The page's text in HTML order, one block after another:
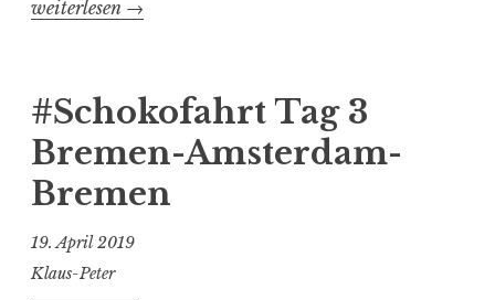
„#Schokofahrt
Bremen-
Amsterdam-
Bremen“
weiterlesen →
#Schokofahrt Tag 3
Bremen-Amsterdam-
Bremen
19. April 2019
Klaus-Peter